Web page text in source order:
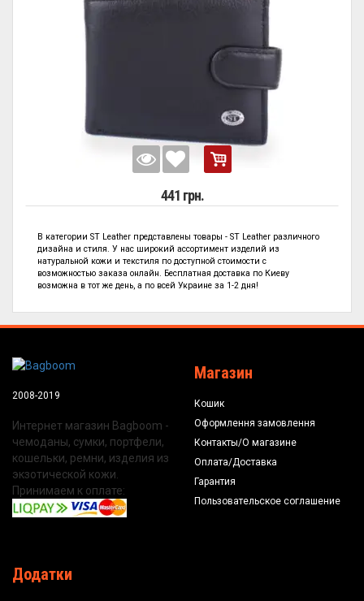
441 грн.
В категории ST Leather представлены товары - ST Leather различного
дизайна и стиля. У нас широкий ассортимент изделий из
натуральной кожи и текстиля по доступной стоимости с
возможностью заказа онлайн. Бесплатная доставка по Киеву
возможна в тот же день, а по всей Украине за 1-2 дня!
2008-2019
Интернет магазин Bagboom -
чемоданы, сумки, портфели,
кошельки, ремни, изделия из
экзотической кожи.
Принимаем к оплате:
Магазин
Кошик
Оформлення замовлення
Контакты/О магазине
Оплата/Доставка
Гарантия
Пользовательское соглашение
Додатки